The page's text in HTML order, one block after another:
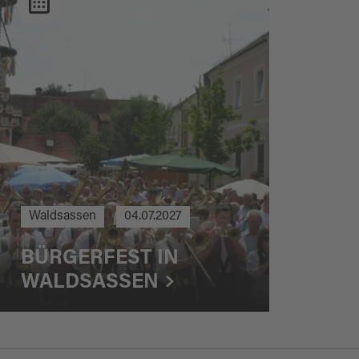
Waldsassen 04.07.2027
BÜRGERFEST IN
WALDSASSEN